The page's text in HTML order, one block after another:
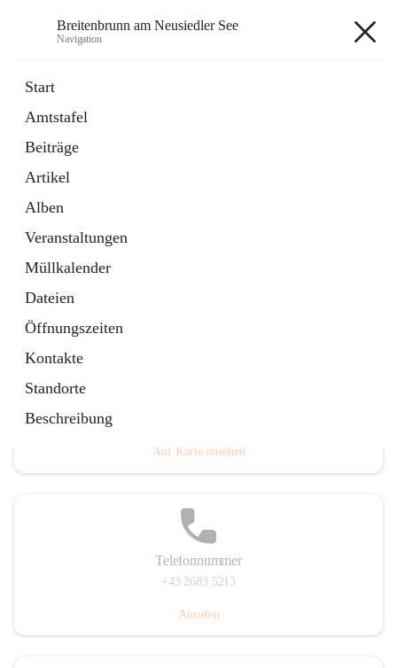
Breitenbrunn am Neusiedler See
Navigation
Start
Amtstafel
Beiträge
Artikel
Alben
Veranstaltungen
Müllkalender
Dateien
Öffnungszeiten
Kontakte
Standorte
Beschreibung
18 Schnellzugriffe
Gemeindeservice
Auf Karte ansehen
Telefonnummer
+43 2683 5213
Anrufen